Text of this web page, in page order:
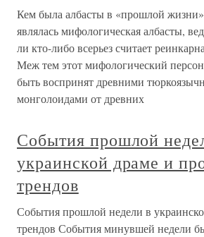
Кем была албасты в «прошлой
являлась мифологическая албасты,
ли кто-либо всерьез считает
Меж тем этот мифологический
быть воспринят древними
монголоидами от древних
События прошлой
украинской драме и
трендов
События прошлой недели в
трендов События минувшей недели